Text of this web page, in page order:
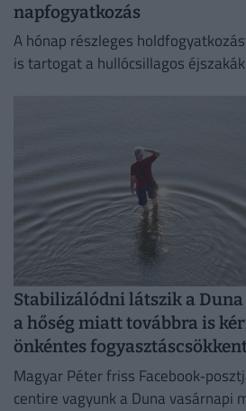
napfogyatkozás
A hónap részleges
is tartogat a hullócsillagos
Stabilizálódni látszik a Duna
a hőség miatt továbbra is
önkéntes
Magyar Péter friss
centire vagyunk a Duna vasárnapi